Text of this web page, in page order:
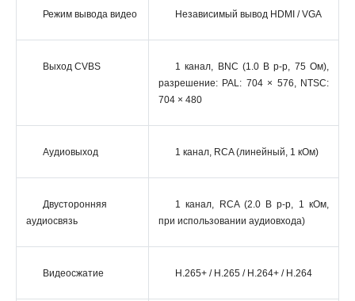
Режим вывода видео Независимый вывод HDMI / VGA
Выход CVBS
1 канал, BNC (1.0 В p-p, 75 Ом),
разрешение: PAL: 704 × 576, NTSC:
704 × 480
Аудиовыход 1 канал, RCA (линейный, 1 кОм)
Двусторонняя
аудиосвязь
1 канал, RCA (2.0 В p-p, 1 кОм,
при использовании аудиовхода)
Видеосжатие H.265+ / H.265 / H.264+ / H.264